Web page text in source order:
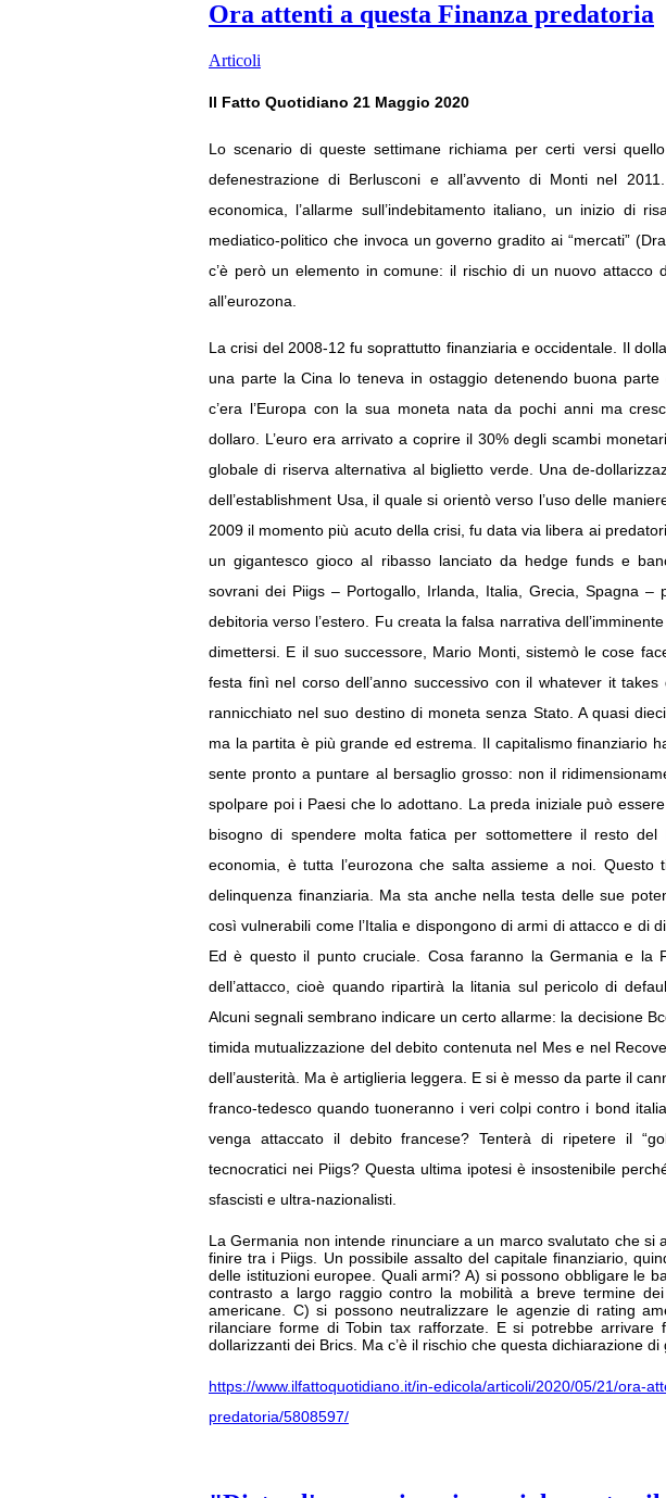
Ora attenti a questa Finanza predatoria
Articoli
Il Fatto Quotidiano 21 Maggio 2020
Lo scenario di queste settimane richiama per certi versi
defenestrazione di Berlusconi e all’avvento di Monti nel
economica, l’allarme sull’indebitamento italiano, un inizio di
mediatico-politico che invoca un governo gradito ai “mercati”
c’è però un elemento in comune: il rischio di un nuovo attacco
all’eurozona.
La crisi del 2008-12 fu soprattutto finanziaria e occidentale. Il
una parte la Cina lo teneva in ostaggio detenendo buona parte
c’era l’Europa con la sua moneta nata da pochi anni ma
dollaro. L’euro era arrivato a coprire il 30% degli scambi
globale di riserva alternativa al biglietto verde. Una de-
dell’establishment Usa, il quale si orientò verso l’uso delle
2009 il momento più acuto della crisi, fu data via libera ai
un gigantesco gioco al ribasso lanciato da hedge funds e
sovrani dei Piigs – Portogallo, Irlanda, Italia, Grecia, Spagna –
debitoria verso l’estero. Fu creata la falsa narrativa
dimettersi. E il suo successore, Mario Monti, sistemò le cose
festa finì nel corso dell’anno successivo con il whatever it
rannicchiato nel suo destino di moneta senza Stato. A quasi
ma la partita è più grande ed estrema. Il capitalismo finanziario
sente pronto a puntare al bersaglio grosso: non il
spolpare poi i Paesi che lo adottano. La preda iniziale può essere
bisogno di spendere molta fatica per sottomettere il resto
economia, è tutta l’eurozona che salta assieme a noi.
delinquenza finanziaria. Ma sta anche nella testa delle sue
così vulnerabili come l’Italia e dispongono di armi di attacco e di
Ed è questo il punto cruciale. Cosa faranno la Germania e la
dell’attacco, cioè quando ripartirà la litania sul pericolo di
Alcuni segnali sembrano indicare un certo allarme: la decisione
timida mutualizzazione del debito contenuta nel Mes e nel
dell’austerità. Ma è artiglieria leggera. E si è messo da parte il
franco-tedesco quando tuoneranno i veri colpi contro i bond
venga attaccato il debito francese? Tenterà di ripetere il
tecnocratici nei Piigs? Questa ultima ipotesi è insostenibile
sfascisti e ultra-nazionalisti.
La Germania non intende rinunciare a un marco svalutato che
finire tra i Piigs. Un possibile assalto del capitale finanziario,
delle istituzioni europee. Quali armi? A) si possono obbligare le
contrasto a largo raggio contro la mobilità a breve termine
americane. C) si possono neutralizzare le agenzie di rating
rilanciare forme di Tobin tax rafforzate. E si potrebbe
dollarizzanti dei Brics. Ma c’è il rischio che questa dichiarazione
https://www.ilfattoquotidiano.it/in-edicola/articoli/2020/05/21/ora-
predatoria/5808597/